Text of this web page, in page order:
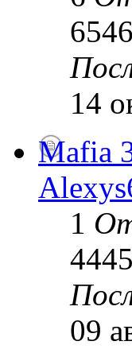
6546
14
Mafia
1
4445
09